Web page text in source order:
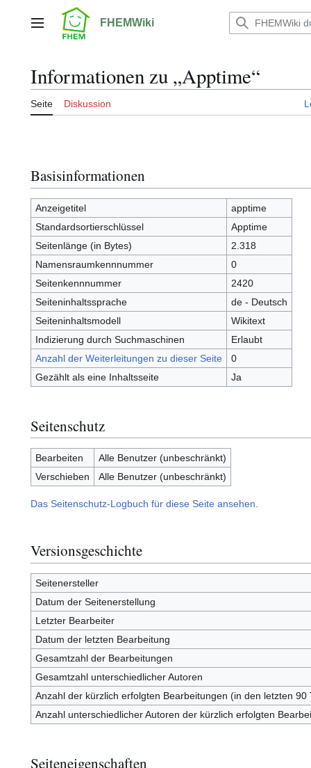
springenHauptmenü FHEMWiki
Informationen zu „Apptime“
Seite Diskussion
Basisinformationen
Anzeigetitel
apptime
Standardsortierschlüssel
Apptime
Seitenlänge (in Bytes)
2.318
Namensraumkennnummer
0
Seitenkennnummer
2420
Seiteninhaltssprache
de - Deutsch
Seiteninhaltsmodell
Wikitext
Indizierung durch Suchmaschinen
Erlaubt
Anzahl der Weiterleitungen zu dieser Seite
0
Gezählt als eine Inhaltsseite
Ja
Seitenschutz
Bearbeiten
Alle Benutzer (unbeschränkt)
Verschieben
Alle Benutzer (unbeschränkt)
Das Seitenschutz-Logbuch für diese Seite ansehen.
Versionsgeschichte
Seitenersteller
Datum der Seitenerstellung
Letzter Bearbeiter
Datum der letzten Bearbeitung
Gesamtzahl der Bearbeitungen
Gesamtzahl unterschiedlicher Autoren
Anzahl der kürzlich erfolgten Bearbeitungen (in den letzten 90
Anzahl unterschiedlicher Autoren der kürzlich erfolgten
Seiteneigenschaften